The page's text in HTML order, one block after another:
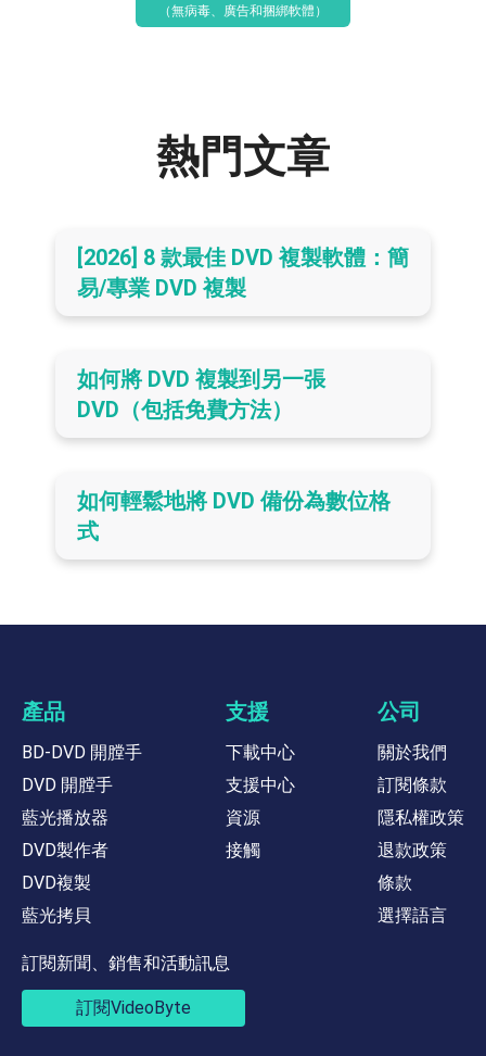
（無病毒、廣告和捆綁軟體）
熱門文章
[2026] 8 款最佳 DVD 複製軟體：簡
易/專業 DVD 複製
如何將 DVD 複製到另一張
DVD（包括免費方法）
如何輕鬆地將 DVD 備份為數位格
式
產品
BD-DVD 開膛手
DVD 開膛手
藍光播放器
DVD製作者
DVD複製
藍光拷貝
支援
下載中心
支援中心
資源
接觸
公司
關於我們
訂閱條款
隱私權政策
退款政策
條款
選擇語言
訂閱新聞、銷售和活動訊息
訂閱VideoByte